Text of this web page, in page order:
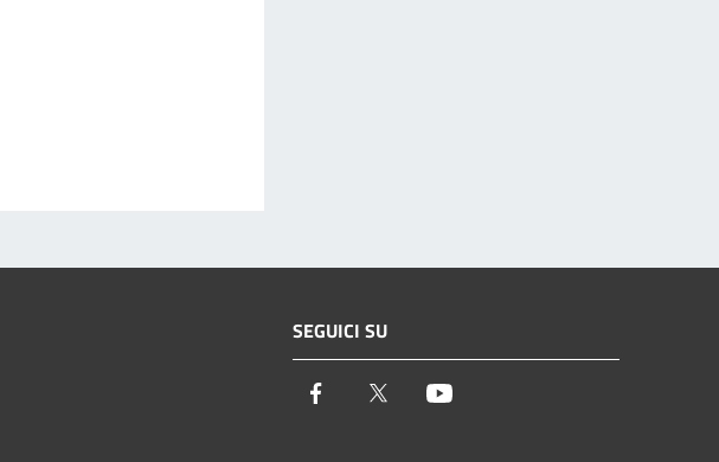
SEGUICI SU
Facebook Twitter